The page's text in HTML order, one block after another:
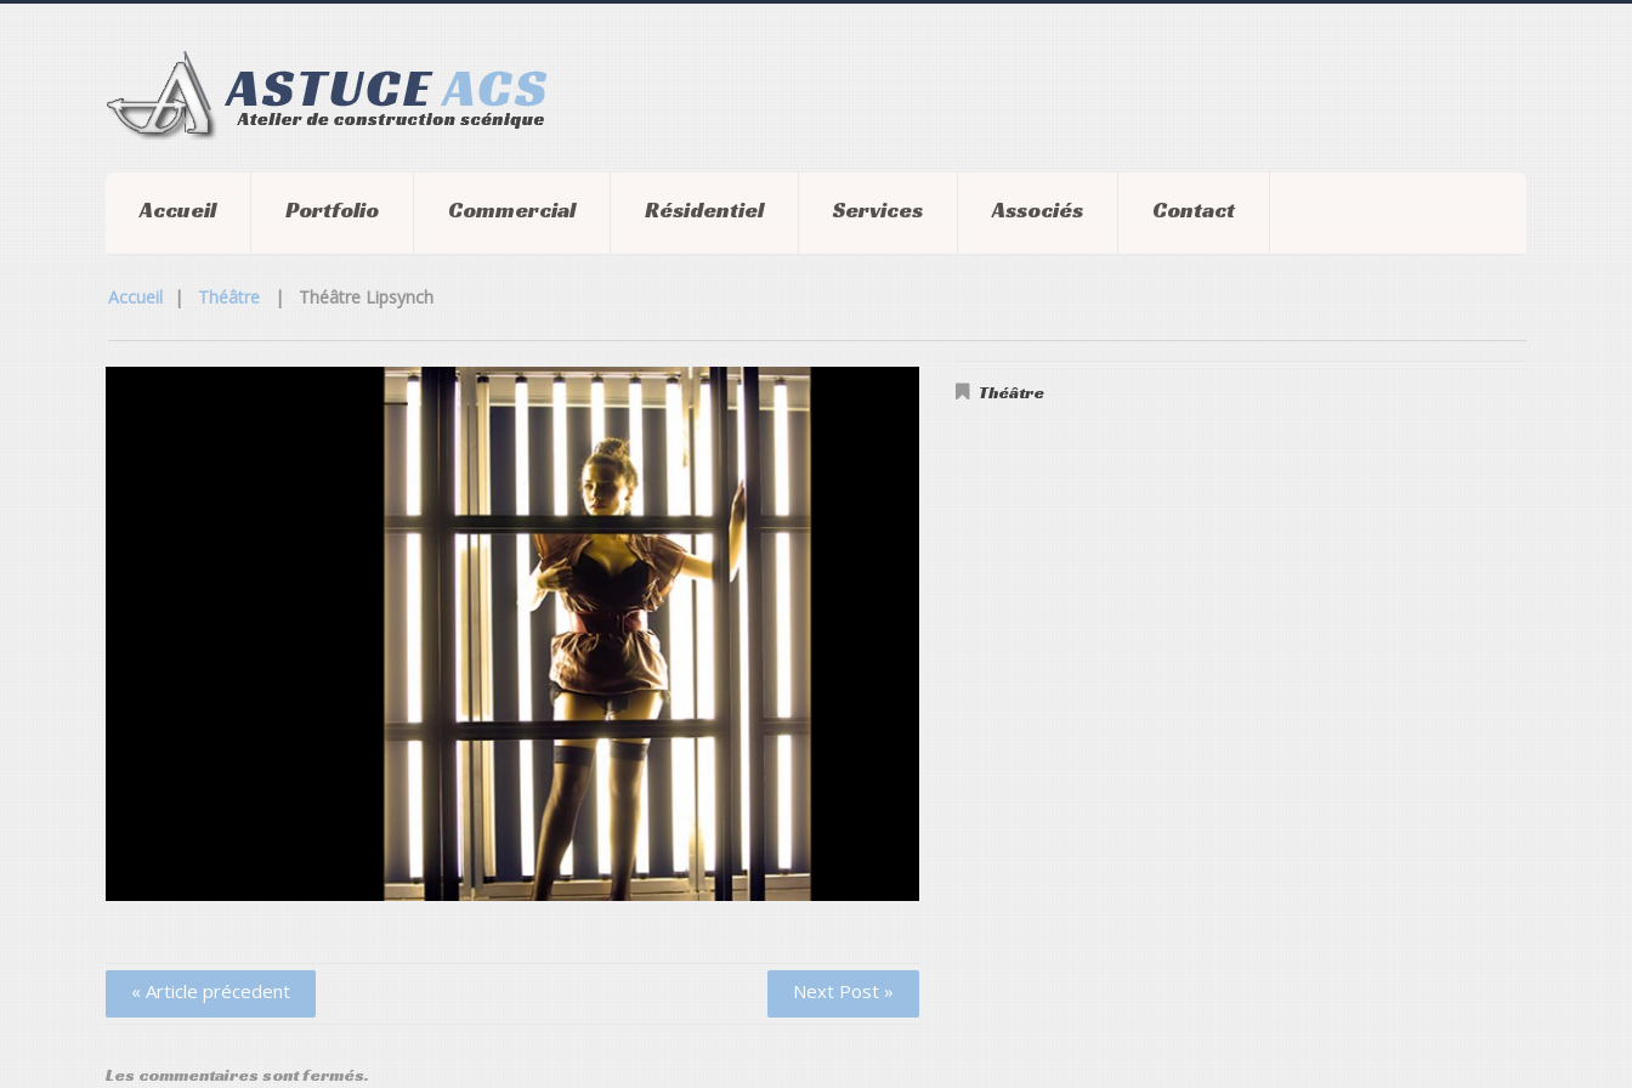
Accueil Portfolio Commercial Résidentiel Services Associés Contact
Accueil | Théâtre | Théâtre Lipsynch
« Article précedent Next Post »
Théâtre
Les commentaires sont fermés.